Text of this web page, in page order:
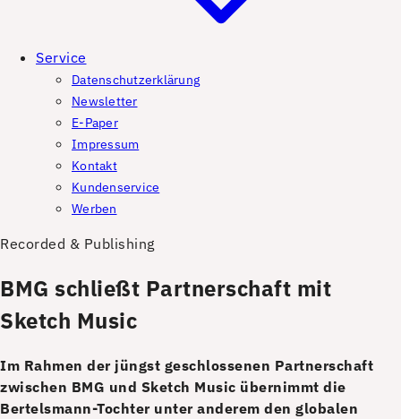
Service
Datenschutzerklärung
Newsletter
E-Paper
Impressum
Kontakt
Kundenservice
Werben
Recorded & Publishing
BMG schließt Partnerschaft mit
Sketch Music
Im Rahmen der jüngst geschlossenen Partnerschaft
zwischen BMG und Sketch Music übernimmt die
Bertelsmann-Tochter unter anderem den globalen